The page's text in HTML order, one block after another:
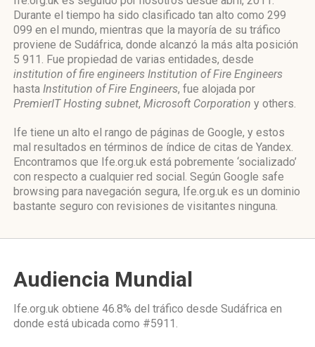
Durante el tiempo ha sido clasificado tan alto como 299
099 en el mundo, mientras que la mayoría de su tráfico
proviene de Sudáfrica, donde alcanzó la más alta posición
5 911. Fue propiedad de varias entidades, desde
institution of fire engineers Institution of Fire Engineers
hasta Institution of Fire Engineers, fue alojada por
PremierIT Hosting subnet, Microsoft Corporation y others.
Ife tiene un alto el rango de páginas de Google, y estos
mal resultados en términos de índice de citas de Yandex.
Encontramos que Ife.org.uk está pobremente ‘socializado’
con respecto a cualquier red social. Según Google safe
browsing para navegación segura, Ife.org.uk es un dominio
bastante seguro con revisiones de visitantes ninguna.
Audiencia Mundial
Ife.org.uk obtiene 46.8% del tráfico desde Sudáfrica en
donde está ubicada como #5911.